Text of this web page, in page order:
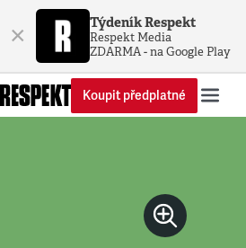
× Týdeník Respekt
Respekt Media
ZDARMA - na Google Play
Koupit předplatné